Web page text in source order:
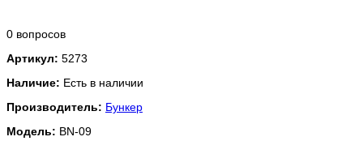
0 вопросов
Артикул: 5273
Наличие: Есть в наличии
Производитель: Бункер
Модель: BN-09